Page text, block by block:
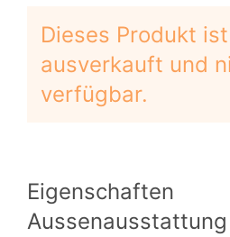
Dieses Produkt
ausverkauft und
verfügbar.
Eigenschaften
Aussenausstattung